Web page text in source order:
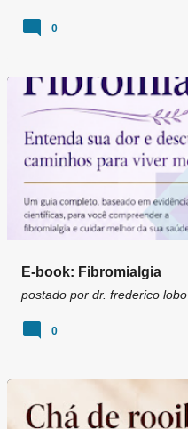
0
E-book: Fibromialgia
postado por dr. frederico lobo
0